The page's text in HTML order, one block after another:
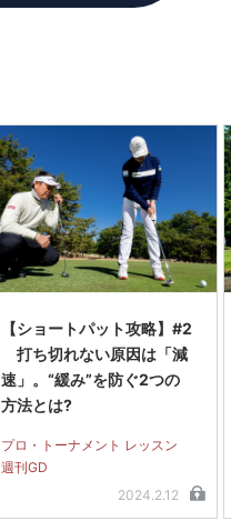
【ショートパット攻略】#2
打ち切れない原因は「減
速」。“緩み”を防ぐ2つの
方法とは?
プロ・トーナメント レッスン
週刊GD
2024.2.12